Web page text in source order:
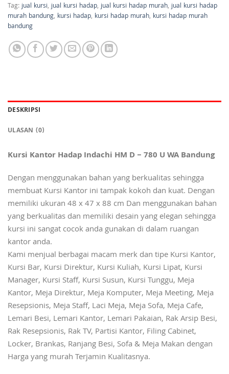
Tag:jual kursi,jual kursi hadap,jual kursi hadap murah,jual kursi hadap
murah bandung, kursi hadap, kursi hadap murah, kursi hadap murah
bandung
DESKRIPSI
ULASAN (0)
Kursi Kantor Hadap Indachi HM D – 780 U WA Bandung
Dengan menggunakan bahan yang berkualitas sehingga
membuat Kursi Kantor ini tampak kokoh dan kuat. Dengan
memiliki ukuran 48 x 47 x 88 cm Dan menggunakan bahan
yang berkualitas dan memiliki desain yang elegan sehingga
kursi ini sangat cocok anda gunakan di dalam ruangan
kantor anda.
Kami menjual berbagai macam merk dan tipe Kursi Kantor,
Kursi Bar, Kursi Direktur, Kursi Kuliah, Kursi Lipat, Kursi
Manager, Kursi Staff, Kursi Susun, Kursi Tunggu, Meja
Kantor, Meja Direktur, Meja Komputer, Meja Meeting, Meja
Resepsionis, Meja Staff, Laci Meja, Meja Sofa, Meja Cafe,
Lemari Besi, Lemari Kantor, Lemari Pakaian, Rak Arsip Besi,
Rak Resepsionis, Rak TV, Partisi Kantor, Filing Cabinet,
Locker, Brankas, Ranjang Besi, Sofa & Meja Makan dengan
Harga yang murah Terjamin Kualitasnya.